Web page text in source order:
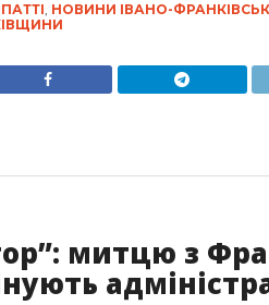
, НОВИНИ ІВАНО-ФРАНКІВСЬК
митцю з